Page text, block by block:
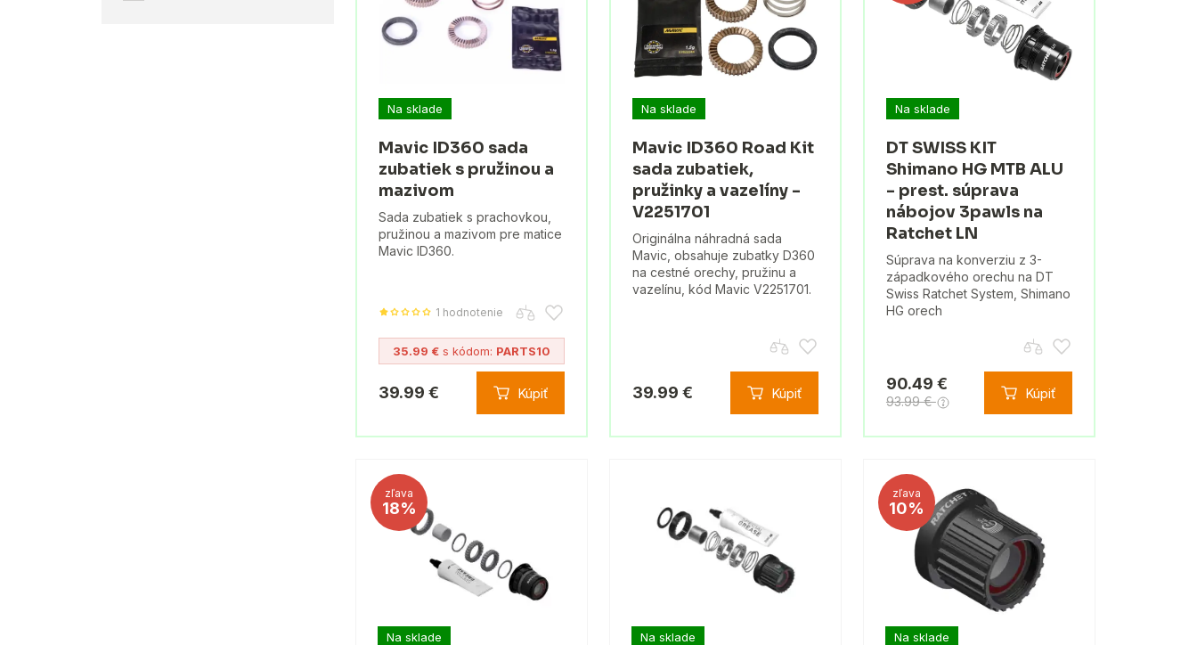
Na sklade
Mavic ID360 sada
zubatiek s pružinou a
mazivom
Sada zubatiek s prachovkou,
pružinou a mazivom pre matice
Mavic ID360.
1 hodnotenie
35.99 €s kódom: PARTS10
39.99 € Kúpiť
Na sklade
Mavic ID360 Road Kit
sada zubatiek,
pružinky a vazelíny -
V2251701
Originálna náhradná sada
Mavic, obsahuje zubatky D360
na cestné orechy, pružinu a
vazelínu, kód Mavic V2251701.
39.99 € Kúpiť
Na sklade
DT SWISS KIT
Shimano HG MTB ALU
- prest. súprava
nábojov 3pawls na
Ratchet LN
Súprava na konverziu z 3-
západkového orechu na DT
Swiss Ratchet System, Shimano
HG orech
90.49 €
93.99 € Kúpiť
zľava
18%
Na sklade Na sklade
zľava
10%
Na sklade